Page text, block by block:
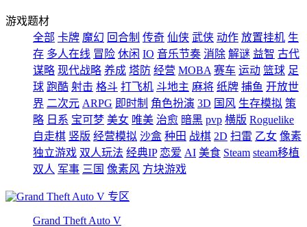
游戏题材
全部 卡牌 魔幻 回合制 传奇 仙侠 武侠 动作 放置挂机 生
存 多人在线 冒险 休闲 IO 音乐节奏 消除 解谜 益智 古代
谋略 现代战略 养成 塔防 经营 MOBA 赛车 运动 篮球 足
球 跑酷 射击 格斗 打飞机 斗地主 麻将 纸牌 捕鱼 开放世
界 二次元 ARPG 即时制 角色扮演 3D 国风 生存模拟 策
略 日系 宝可梦 美女 唯美 治愈 暗黑 pvp 横版 Roguelike
自走棋 竖版 经营模拟 沙盒 种田 战棋 2D 扫雷 乙女 像素
独立游戏 双人玩法 经典IP 恋爱 AI 美食 Steam steam移植
双人 军事 三国 像素风 方块游戏
专区
Grand Theft Auto V